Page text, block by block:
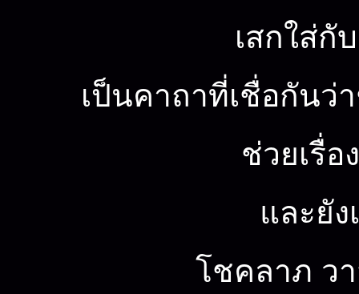
เสกใส่กั
เป็นคาถาที่เชื่อกันว่
ช่วยเรื่
และยั
โชคลาภ ว